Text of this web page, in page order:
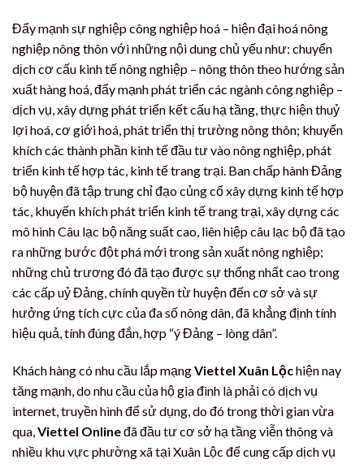
Đẩy mạnh sự nghiệp công nghiệp hoá – hiện đại hoá nông
nghiệp nông thôn với những nội dung chủ yếu như: chuyển
dịch cơ cấu kinh tế nông nghiệp – nông thôn theo hướng sản
xuất hàng hoá, đẩy mạnh phát triển các ngành công nghiệp –
dịch vụ, xây dựng phát triển kết cấu hạ tầng, thực hiện thuỷ
lợi hoá, cơ giới hoá, phát triển thị trường nông thôn; khuyến
khích các thành phần kinh tế đầu tư vào nông nghiệp, phát
triển kinh tế hợp tác, kinh tế trang trại. Ban chấp hành Đảng
bộ huyện đã tập trung chỉ đạo củng cố xây dựng kinh tế hợp
tác, khuyến khích phát triển kinh tế trang trại, xây dựng các
mô hình Câu lạc bộ năng suất cao, liên hiệp câu lạc bộ đã tạo
ra những bước đột phá mới trong sản xuất nông nghiệp;
những chủ trương đó đã tạo được sự thống nhất cao trong
các cấp uỷ Đảng, chính quyền từ huyện đến cơ sở và sự
hưởng ứng tích cực của đa số nông dân, đã khẳng định tính
hiệu quả, tính đúng đắn, hợp “ý Đảng – lòng dân”.
Khách hàng có nhu cầu lắp mạngViettel Xuân Lộchiện nay
tăng mạnh, do nhu cầu của hộ gia đình là phải có dịch vụ
internet, truyền hình để sử dụng, do đó trong thời gian vừa
qua, Viettel Onlineđã đầu tư cơ sở hạ tầng viễn thông và
nhiều khu vực phường xã tại Xuân Lộc để cung cấp dịch vụ